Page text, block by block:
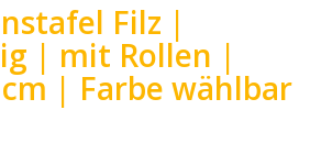
Filz |
| mit Rollen |
| Farbe wählbar